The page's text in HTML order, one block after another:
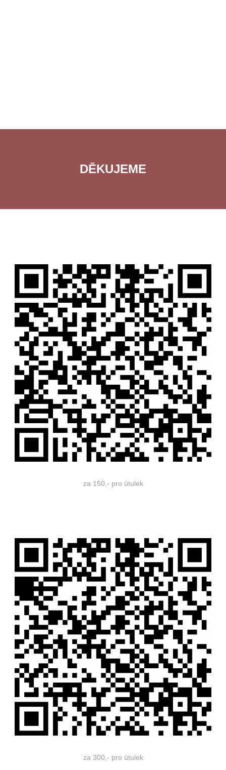
DĚKUJEME
za 150,- pro útulek
za 300,- pro útulek